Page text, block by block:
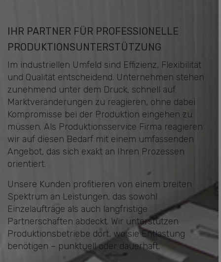
IHR PARTNER FÜR PROFESSIONELLE
PRODUKTIONSUNTERSTÜTZUNG
Im industriellen Umfeld sind Effizienz, Flexibilität
und Qualität entscheidend. Unternehmen stehen
zunehmend unter dem Druck, schnell auf
Marktveränderungen zu reagieren, ohne dabei
Kompromisse bei der Produktion eingehen zu
müssen. Als Produktionsservice Firma reagieren
wir auf diesen Bedarf mit einem umfassenden
Angebot, das sich exakt an Ihren Prozessen
orientiert.
Unsere Kunden profitieren von einem breiten
Spektrum an Leistungen, das sowohl
Einzelaufträge als auch langfristige
Partnerschaften abdeckt. Wir unterstützen
Produktionsbetriebe dort, wo sie Entlastung
benötigen – punktuell oder dauerhaft.